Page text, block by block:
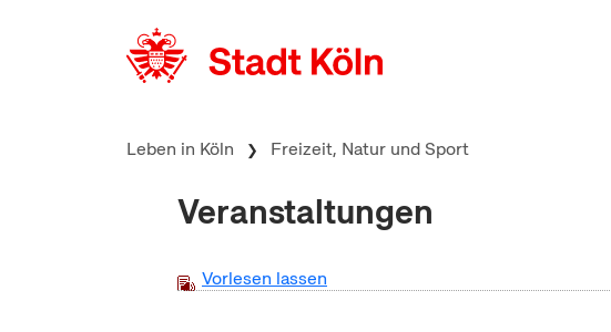
Leben in Köln Freizeit, Natur und Sport
Veranstaltungen
Vorlesen lassen